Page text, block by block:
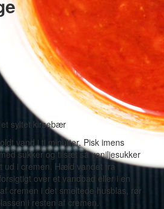
syltet kirsebær
vand i ti minutter. Pisk imens
sukker og tilsæt så vaniljesukker
ud i cremen. Hæld vandet fra
over et vandbad eller i en
cremen i det smeltede husblas, rør
i resten af cremen.